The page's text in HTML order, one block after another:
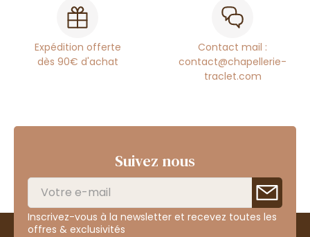
Expédition offerte
dès 90€ d'achat
Contact mail :
contact@chapellerie-
traclet.com
Suivez nous
Inscrivez-vous à la newsletter et recevez toutes les
offres & exclusivités